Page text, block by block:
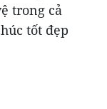
trong cả
tốt đẹp